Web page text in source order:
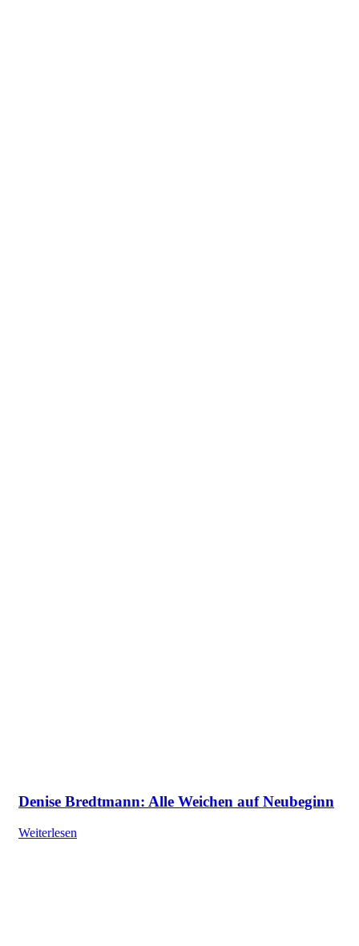
Denise Bredtmann: Alle Weichen auf Neubeginn
Weiterlesen